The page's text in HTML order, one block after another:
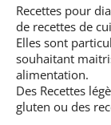
Recettes pour
de recettes de
Elles sont
souhaitant
alimentation.
Des Recettes
gluten ou des